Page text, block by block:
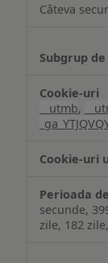
Câteva
__utmb,
secunde,
zile, 182